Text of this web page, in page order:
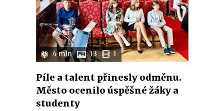
4 min 13 1
Píle a talent přinesly odměnu.
Město ocenilo úspěšné žáky a
studenty